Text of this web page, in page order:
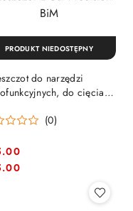
do narzędzi
do cięcia
50x65mm,
(0)
PRODUKT NIEDOSTĘPNY